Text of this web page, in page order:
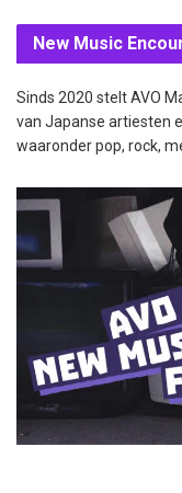
New Music
Sinds 2020 stelt AVO
van Japanse artiesten
waaronder pop, rock,